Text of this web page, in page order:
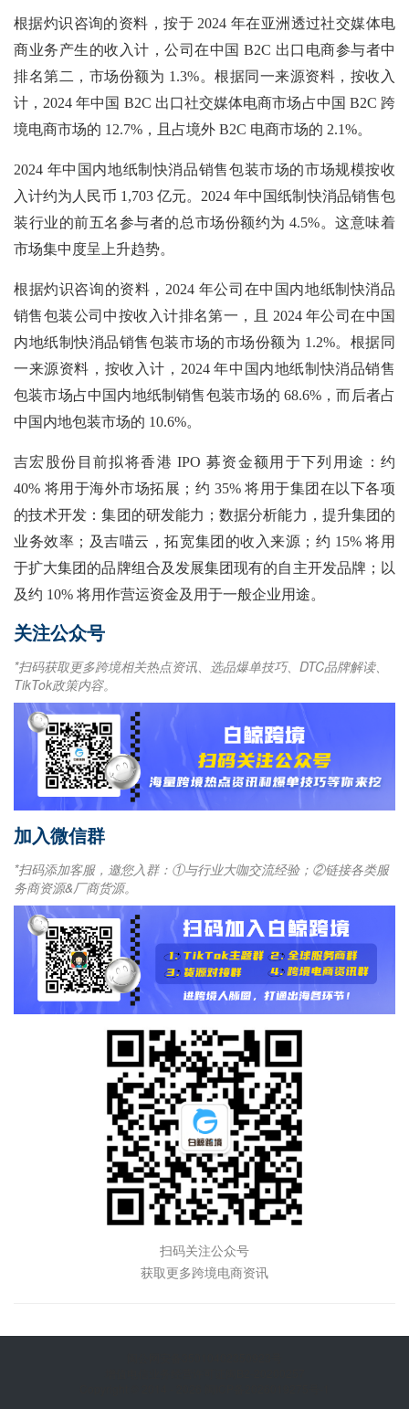
根据灼识咨询的资料，按于 2024 年在亚洲透过社交媒体电
商业务产生的收入计，公司在中国 B2C 出口电商参与者中
排名第二，市场份额为 1.3%。根据同一来源资料，按收入
计，2024 年中国 B2C 出口社交媒体电商市场占中国 B2C 跨
境电商市场的 12.7%，且占境外 B2C 电商市场的 2.1%。
2024 年中国内地纸制快消品销售包装市场的市场规模按收
入计约为人民币 1,703 亿元。2024 年中国纸制快消品销售包
装行业的前五名参与者的总市场份额约为 4.5%。这意味着
市场集中度呈上升趋势。
根据灼识咨询的资料，2024 年公司在中国内地纸制快消品
销售包装公司中按收入计排名第一，且 2024 年公司在中国
内地纸制快消品销售包装市场的市场份额为 1.2%。根据同
一来源资料，按收入计，2024 年中国内地纸制快消品销售
包装市场占中国内地纸制销售包装市场的 68.6%，而后者占
中国内地包装市场的 10.6%。
吉宏股份目前拟将香港 IPO 募资金额用于下列用途：约
40% 将用于海外市场拓展；约 35% 将用于集团在以下各项
的技术开发：集团的研发能力；数据分析能力，提升集团的
业务效率；及吉喵云，拓宽集团的收入来源；约 15% 将用
于扩大集团的品牌组合及发展集团现有的自主开发品牌；以
及约 10% 将用作营运资金及用于一般企业用途。
关注公众号
*扫码获取更多跨境相关热点资讯、选品爆单技巧、DTC品牌解读、
TikTok政策内容。
加入微信群
*扫码添加客服，邀您入群：①与行业大咖交流经验；②链接各类服
务商资源&厂商货源。
扫码关注公众号
获取更多跨境电商资讯